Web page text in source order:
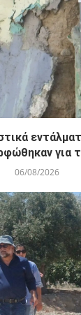
06/08/2026
για
06/08/2026